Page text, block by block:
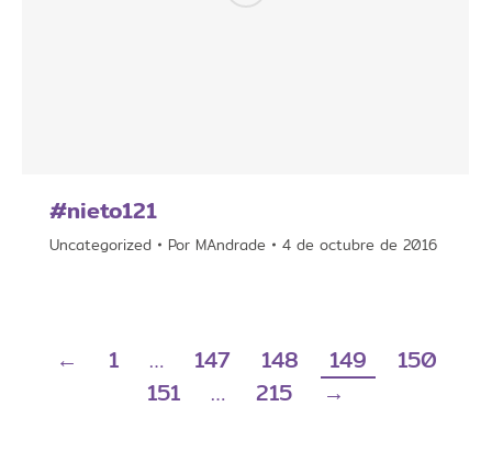
#nieto121
Uncategorized Por MAndrade 4 de octubre de 2016
← 1 … 147 148 149
150
151
… 215 →